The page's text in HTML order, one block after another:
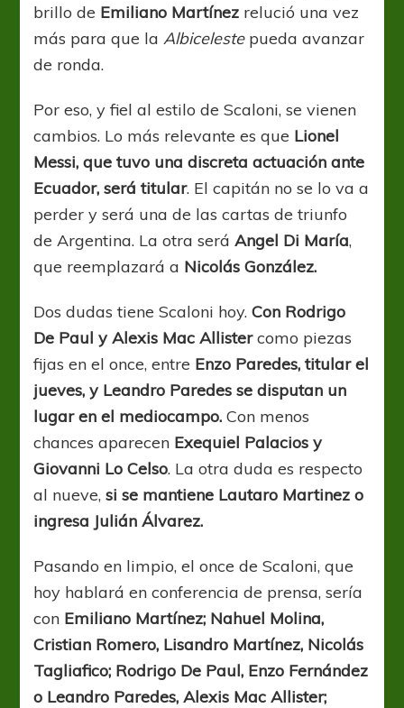
brillo de Emiliano Martínez relució una vez
más para que laAlbicelestepueda avanzar
de ronda.
Por eso, y fiel al estilo de Scaloni, se vienen
cambios. Lo más relevante es que Lionel
Messi, que tuvo una discreta actuación ante
Ecuador, será titular. El capitán no se lo va a
perder y será una de las cartas de triunfo
de Argentina. La otra seráAngel Di María,
que reemplazará a Nicolás González.
Dos dudas tiene Scaloni hoy.Con Rodrigo
De Paul y Alexis Mac Allistercomo piezas
fijas en el once, entre Enzo Paredes, titular el
jueves, y Leandro Paredes se disputan un
lugar en el mediocampo. Con menos
chances aparecen Exequiel Palacios y
Giovanni Lo Celso. La otra duda es respecto
al nueve,si se mantiene Lautaro Martinez o
ingresa Julián Álvarez.
Pasando en limpio, el once de Scaloni, que
hoy hablará en conferencia de prensa, sería
con Emiliano Martínez; Nahuel Molina,
Cristian Romero, Lisandro Martínez, Nicolás
Tagliafico; Rodrigo De Paul, Enzo Fernández
o Leandro Paredes, Alexis Mac Allister;